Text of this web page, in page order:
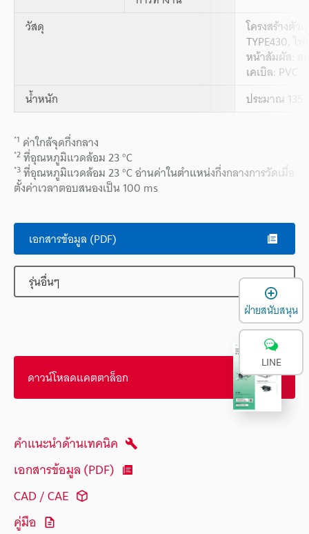
วัสดุ
โครงสร้างตัว
TYPE430, ไ
หน้าสัมผัส: ส
เคเบิล: PVC
น้ำหนัก
ประมาณ 135
*1 ค่าใกล้จุดกึ่งกลาง
*2ที่อุณหภูมิแวดล้อม 23 °C
*3ที่อุณหภูมิแวดล้อม 23 °C อ่านค่าในตำแหน่งกึ่งกลางการวัดเมื่อ
ตั้งค่าเวลาตอบสนองเป็น 100 ms
เอกสารข้อมูล (PDF)
รุ่นอื่นๆ
ดาวน์โหลดแคตตาล็อก
คำแนะนำด้านเทคนิค
เอกสารข้อมูล (PDF)
CAD / CAE
คู่มือ
ฝ่ายสนับสนุน
LINE